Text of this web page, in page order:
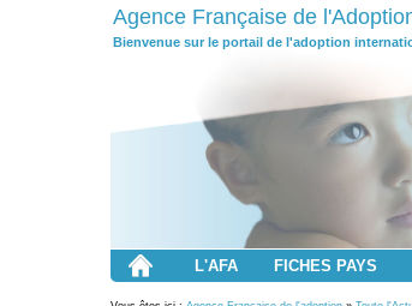
Agence Française de
Bienvenue sur le portail de l'adoption
L'AFA FICHES PAYS